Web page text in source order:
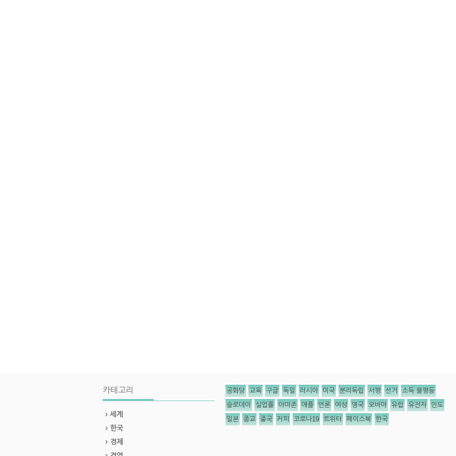
카테고리
세계
한국
경제
공화당 교육 구글 독일 러시아 미국 분리독립 서평 선거 소득 불평등
슬로데이 실업률 아마존 애플 언론 여성 영국 오바마 유럽 유전자 인도
일본 종교 중국 커피 코로나19 트위터 페이스북 한국